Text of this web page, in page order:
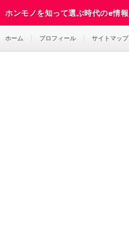
ホンモノを知って選ぶ時代のe情報
ホーム プロフィール サイトマップ